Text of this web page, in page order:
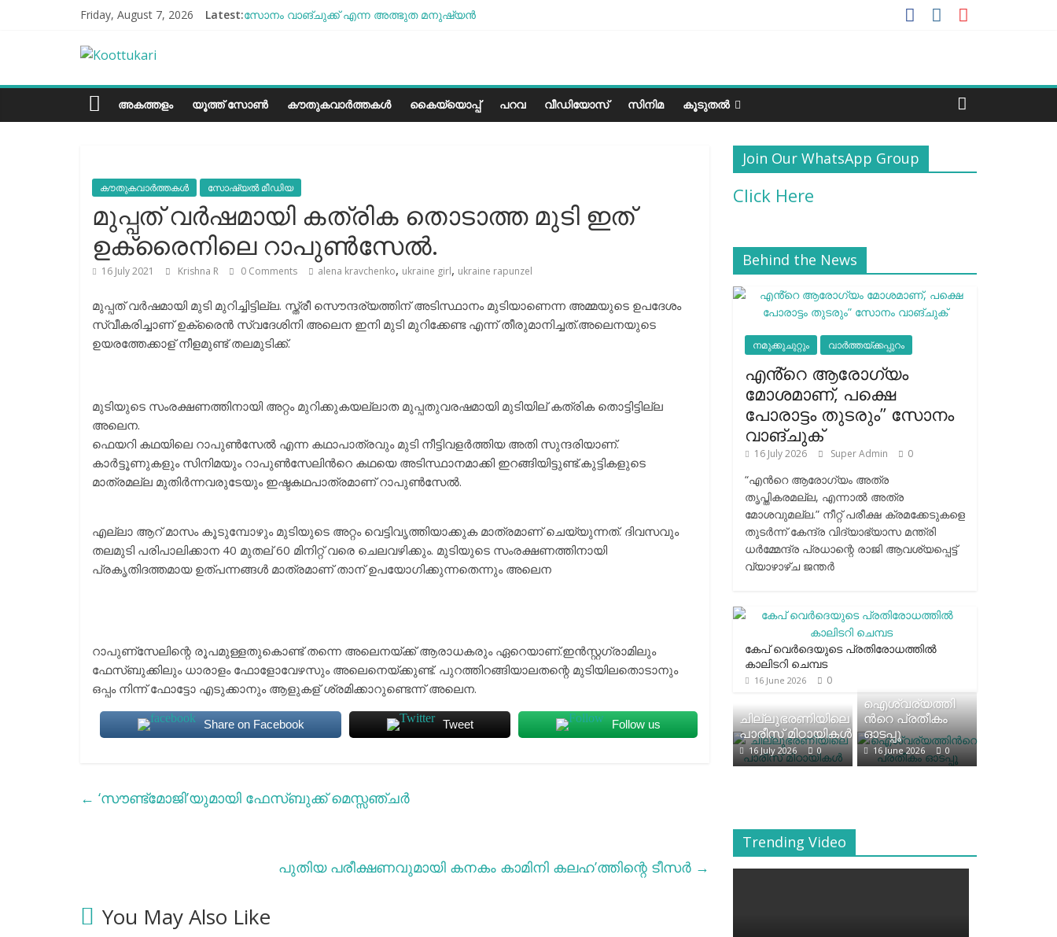
Friday, August 7, 2026 Latest:സോനം വാങ്ചുക്ക് എന്ന അത്ഭുത മനുഷ്യന്‍
ചില്ലുഭരണിയിലെ പാരീസ് മിഠായികള്‍
Koottukari
Kottukariഅകത്തളം യൂത്ത് സോൺ കൗതുകവാർത്തകൾ കൈയ്യൊപ്പ് പറവ വീഡിയോസ് സിനിമ കൂടുതൽ
കൗതുകവാർത്തകൾ സോഷ്യല്‍ മീഡിയ
മുപ്പത് വര്‍ഷമായി കത്രിക തൊടാത്ത മുടി ഇത്
ഉക്രൈനിലെ റാപുണ്‍സേല്‍.
16 July 2021 Krishna R 0 Comments alena kravchenko, ukraine girl, ukraine rapunzel
മുപ്പത് വര്‍ഷമായി മുടി മുറിച്ചിട്ടില്ല. സ്ത്രീ സൌന്ദര്യത്തിന് അടിസ്ഥാനം മുടിയാണെന്ന അമ്മയുടെ ഉപദേശം
സ്വീകരിച്ചാണ് ഉക്രൈന്‍ സ്വദേശിനി അലെന ഇനി മുടി മുറിക്കേണ്ട എന്ന് തീരുമാനിച്ചത്.അലെനയുടെ
ഉയരത്തേക്കാള് നീളമുണ്ട് തലമുടിക്ക്.
മുടിയുടെ സംരക്ഷണത്തിനായി അറ്റം മുറിക്കുകയല്ലാത മുപ്പതുവരഷമായി മുടിയില് കത്രിക തൊട്ടിട്ടില്ല
അലെന.
ഫെയറി കഥയിലെ റാപുണ്‍സേല്‍ എന്ന കഥാപാത്രവും മുടി നീട്ടിവളര്‍ത്തിയ അതി സുന്ദരിയാണ്.
കാര്‍ട്ടൂണുകളും സിനിമയും റാപുണ്‍സേലിന്‍റെ കഥയെ അടിസ്ഥാനമാക്കി ഇറങ്ങിയിട്ടുണ്ട്.കുട്ടികളുടെ
മാത്രമല്ല മുതിര്‍ന്നവരുടേയും ഇഷ്ടകഥപാത്രമാണ് റാപുണ്‍സേല്‍.
എല്ലാ ആറ് മാസം കൂടുമ്പോഴും മുടിയുടെ അറ്റം വെട്ടിവൃത്തിയാക്കുക മാത്രമാണ് ചെയ്യുന്നത്. ദിവസവും
തലമുടി പരിപാലിക്കാന 40 മുതല് 60 മിനിറ്റ് വരെ ചെലവഴിക്കും. മുടിയുടെ സംരക്ഷണത്തിനായി
പ്രകൃതിദത്തമായ ഉത്പന്നങ്ങള്‍ മാത്രമാണ് താന് ഉപയോഗിക്കുന്നതെന്നും അലെന
റാപുണ്സേലിന്റെ രൂപമുള്ളതുകൊണ്ട് തന്നെ അലെനയ്ക്ക് ആരാധകരും ഏറെയാണ്.ഇന്‍സ്റ്റഗ്രാമിലും
ഫേസ്ബുക്കിലും ധാരാളം ഫോളോവേഴസും അലെനെയ്ക്കുണ്ട്. പുറത്തിറങ്ങിയാലതന്റെ മുടിയിലതൊടാനും
ഒപ്പം നിന്ന് ഫോട്ടോ എടുക്കാനും ആളുകള് ശ്രമിക്കാറുണ്ടെന്ന് അലെന.
Share on Facebook Tweet Follow us
← ‘സൗണ്ട്മോജി’യുമായി ഫേസ്ബുക്ക് മെസ്സഞ്ചര്‍
പുതിയ പരീക്ഷണവുമായി കനകം കാമിനി കലഹ’ത്തിന്റെ ടീസർ →
You May Also Like
Join Our WhatsApp Group
Click Here
Behind the News
നമുക്കുചുറ്റും വാർത്തയ്ക്കപ്പുറം
എൻ്റെ ആരോഗ്യം
മോശമാണ്, പക്ഷെ
പോരാട്ടം തുടരും” സോനം
വാങ്ചുക്
16 July 2026 Super Admin 0
“എന്‍റെ ആരോഗ്യം അത്ര
തൃപ്തികരമല്ല, എന്നാൽ അത്ര
മോശവുമല്ല.” നീറ്റ് പരീക്ഷ ക്രമക്കേടുകളെ
തുടർന്ന് കേന്ദ്ര വിദ്യാഭ്യാസ മന്ത്രി
ധർമ്മേന്ദ്ര പ്രധാന്റെ രാജി ആവശ്യപ്പെട്ട്
വ്യാഴാഴ്ച ജന്തർ
കേപ് വെര്‍ദെയുടെ പ്രതിരോധത്തില്‍
കാലിടറി ചെമ്പട
16 June 2026 0
ചില്ലുഭരണിയിലെ
പാരീസ് മിഠായികള്‍
16 July 2026 0
ഐശ്വര്യത്തി
ന്‍റെ പ്രതീകം
ഓടപ്പൂ
16 June 2026 0
Trending Video